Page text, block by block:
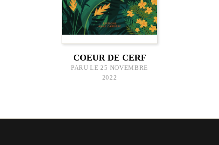
COEUR DE CERF
PARU LE 25 NOVEMBRE
2022